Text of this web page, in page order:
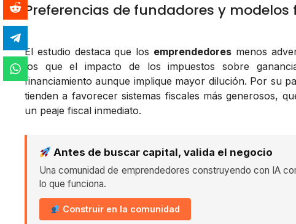
Preferencias de fundadores y modelos
El estudio destaca que los emprendedoresmenos
los que el impacto de los impuestos sobre
financiamiento aunque implique mayor dilución. Por su
tienden a favorecer sistemas fiscales más generosos,
un peaje fiscal inmediato.
Antes de buscar capital, valida el negocio
Una comunidad de emprendedores construyendo con IA
lo que funciona.
Construir en la comunidad